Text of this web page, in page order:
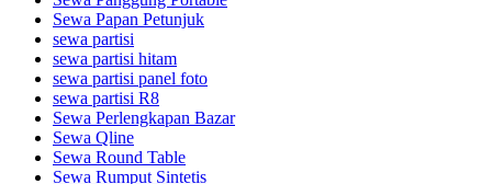
Sewa Papan Petunjuk
sewa partisi
sewa partisi hitam
sewa partisi panel foto
sewa partisi R8
Sewa Perlengkapan Bazar
Sewa Qline
Sewa Round Table
Sewa Rumput Sintetis